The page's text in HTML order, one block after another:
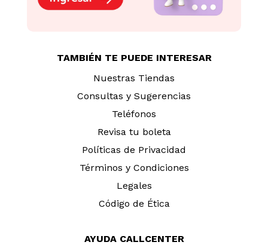
TAMBIÉN TE PUEDE INTERESAR
Nuestras Tiendas
Consultas y Sugerencias
Teléfonos
Revisa tu boleta
Políticas de Privacidad
Términos y Condiciones
Legales
Código de Ética
AYUDA CALLCENTER